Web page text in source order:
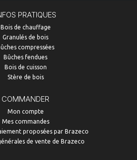
PRATIQUES
Bois de chauffage
Granulés de bois
compressées
Bûches fendues
Bois de cuisson
Stère de bois
COMMANDER
Mon compte
Mes commandes
proposées par Brazeco
de vente de Brazeco